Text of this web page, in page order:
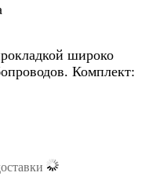
широко
Комплект: